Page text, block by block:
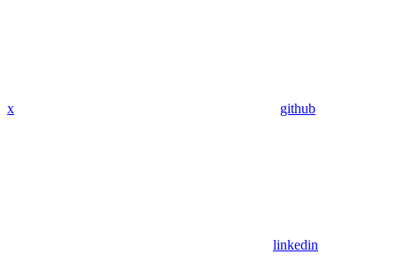
x github
linkedin